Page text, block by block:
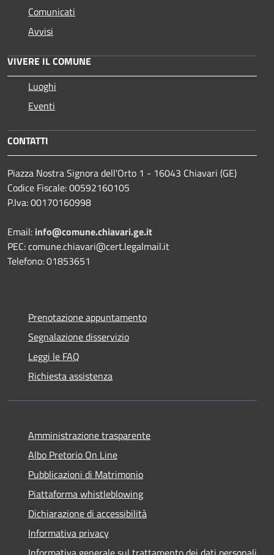
Comunicati
Avvisi
VIVERE IL COMUNE
Luoghi
Eventi
CONTATTI
Piazza Nostra Signora dell'Orto 1 - 16043 Chiavari (GE)
Codice Fiscale: 00592160105
P.Iva: 00170160998
Email: info@comune.chiavari.ge.it
PEC: comune.chiavari@cert.legalmail.it
Telefono: 01853651
Prenotazione appuntamento
Segnalazione disservizio
Leggi le FAQ
Richiesta assistenza
Amministrazione trasparente
Albo Pretorio On Line
Pubblicazioni di Matrimonio
Piattaforma whistleblowing
Dichiarazione di accessibilità
Informativa privacy